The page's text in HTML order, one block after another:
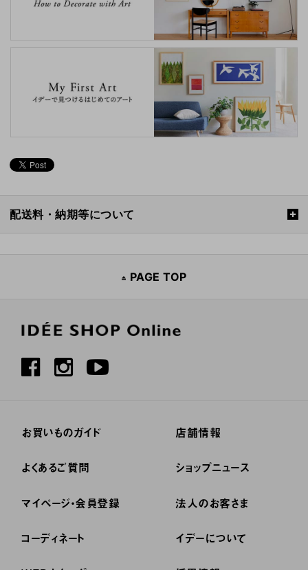
配送料・納期等について
PAGE TOP
お買いものガイド
よくあるご質問
マイページ・会員登録
コーディネート
店舗情報
ショップニュース
法人のお客さま
イデーについて